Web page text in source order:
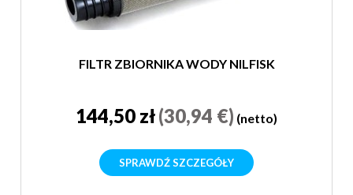
FILTR ZBIORNIKA WODY NILFISK
144,50 zł(30,94 €) (netto)
SPRAWDŹ SZCZEGÓŁY